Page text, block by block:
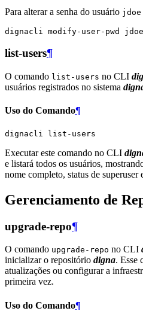
Para alterar a senha do usuário jdoe
dignacli modify-user-pwd jdoe
list-users¶
O comando list-users no CLI
usuários registrados no sistema
Uso do Comando¶
dignacli
Executar este comando no CLI
e listará todos os usuários,
nome completo, status de superuser
Gerenciamento de
upgrade-repo¶
O comando upgrade-repo no CLI
inicializar o repositório digna. Esse
atualizações ou configurar a
primeira vez.
Uso do Comando¶